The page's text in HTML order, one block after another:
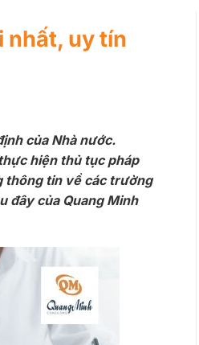
nhất, uy tín
của Nhà nước.
hiện thủ tục pháp
thông tin về các trường
đây của Quang Minh